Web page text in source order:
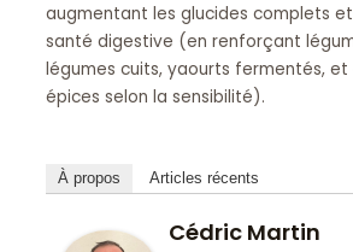
augmentant les glucides complets
santé digestive (en renforçant
légumes cuits, yaourts fermentés, et
épices selon la sensibilité).
À propos Articles récents
Cédric Martin